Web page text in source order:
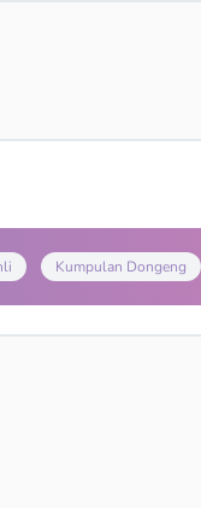
Kumpulan Dongeng